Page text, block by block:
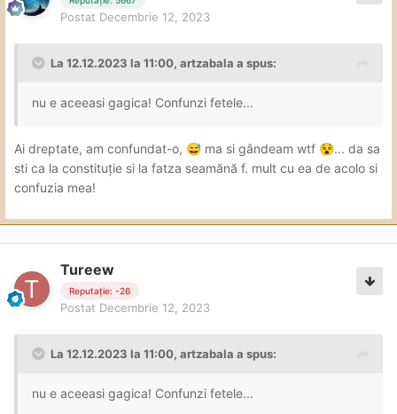
Derulati pana la minutul 1:03 acolo apare în câteva
secvente conforme "jobului"😏
Postat Decembrie 12, 2023
La 12.12.2023 la 11:00, artzabala a spus:
nu e aceeasi gagica! Confunzi fetele...
Ai dreptate, am confundat-o, 😅 ma si gândeam wtf 😵... da sa
sti ca la constituție si la fatza seamănă f. mult cu ea de acolo si
confuzia mea!
Tureew
Reputație: -26
Postat Decembrie 12, 2023
La 12.12.2023 la 11:00, artzabala a spus:
nu e aceeasi gagica! Confunzi fetele...